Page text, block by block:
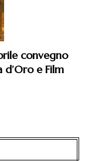
convegno
e Film